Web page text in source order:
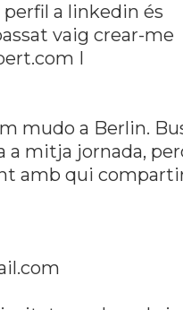
a linkedin és
vaig crear-me
I
mudo a Berlin.
a mitja jornada,
amb qui